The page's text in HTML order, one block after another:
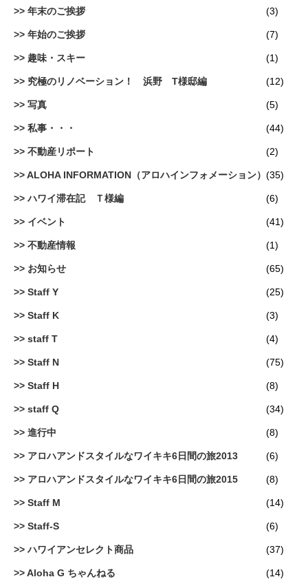
年末のご挨拶 (3)
年始のご挨拶 (7)
趣味・スキー (1)
究極のリノベーション！ 浜野 T様邸編 (12)
写真 (5)
私事・・・ (44)
不動産リポート (2)
ALOHA INFORMATION（アロハインフォメーション） (35)
ハワイ滞在記 Ｔ様編 (6)
イベント (41)
不動産情報 (1)
お知らせ (65)
Staff Y (25)
Staff K (3)
staff T (4)
Staff N (75)
Staff H (8)
staff Q (34)
進行中 (8)
アロハアンドスタイルなワイキキ6日間の旅2013 (6)
アロハアンドスタイルなワイキキ6日間の旅2015 (8)
Staff M (14)
Staff-S (6)
ハワイアンセレクト商品 (37)
Aloha G ちゃんねる (14)